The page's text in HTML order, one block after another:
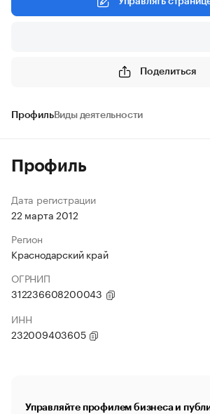
Поделиться
ПрофильВиды деятельности
Профиль
Дата регистрации
22 марта 2012
Регион
Краснодарский край
ОГРНИП
312236608200043
ИНН
232009403605
Управляйте профилем бизнеса и